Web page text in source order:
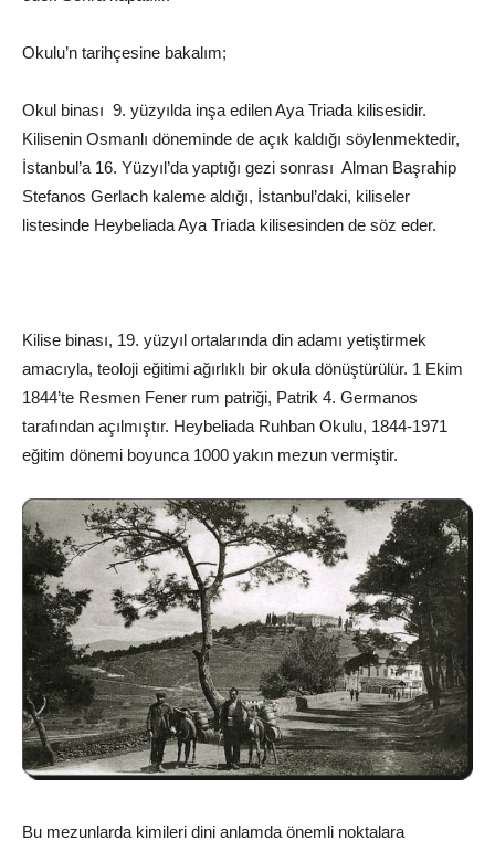
Okulu’n tarihçesine bakalım;
Okul binası 9. yüzyılda inşa edilen Aya Triada kilisesidir.
Kilisenin Osmanlı döneminde de açık kaldığı söylenmektedir,
İstanbul’a 16. Yüzyıl’da yaptığı gezi sonrası Alman Başrahip
Stefanos Gerlach kaleme aldığı, İstanbul’daki, kiliseler
listesinde Heybeliada Aya Triada kilisesinden de söz eder.
Kilise binası, 19. yüzyıl ortalarında din adamı yetiştirmek
amacıyla, teoloji eğitimi ağırlıklı bir okula dönüştürülür. 1 Ekim
1844’te Resmen Fener rum patriği, Patrik 4. Germanos
tarafından açılmıştır. Heybeliada Ruhban Okulu, 1844-1971
eğitim dönemi boyunca 1000 yakın mezun vermiştir.
Bu mezunlarda kimileri dini anlamda önemli noktalara